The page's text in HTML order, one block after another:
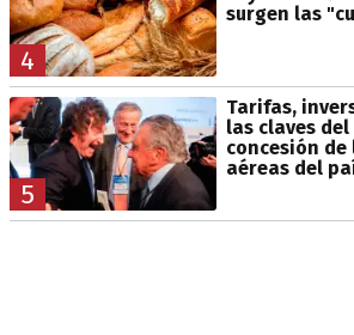
4
surgen las
5
Tarifas,
las claves
concesión
aéreas del